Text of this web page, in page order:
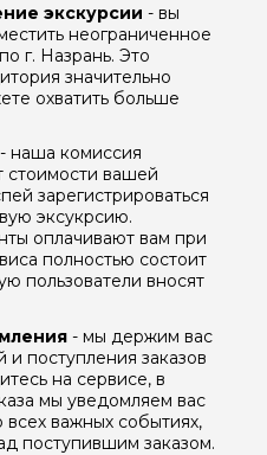
экскурсии - вы
неограниченное
г. Назрань. Это
значительно
охватить больше
- наша комиссия
стоимости вашей
зарегистрироваться
эксукрсию.
оплачивают вам при
полностью состоит
пользователи вносят
- мы держим вас
и поступления заказов
на сервисе, в
мы уведомляем вас
всех важных событиях,
поступившим заказом.